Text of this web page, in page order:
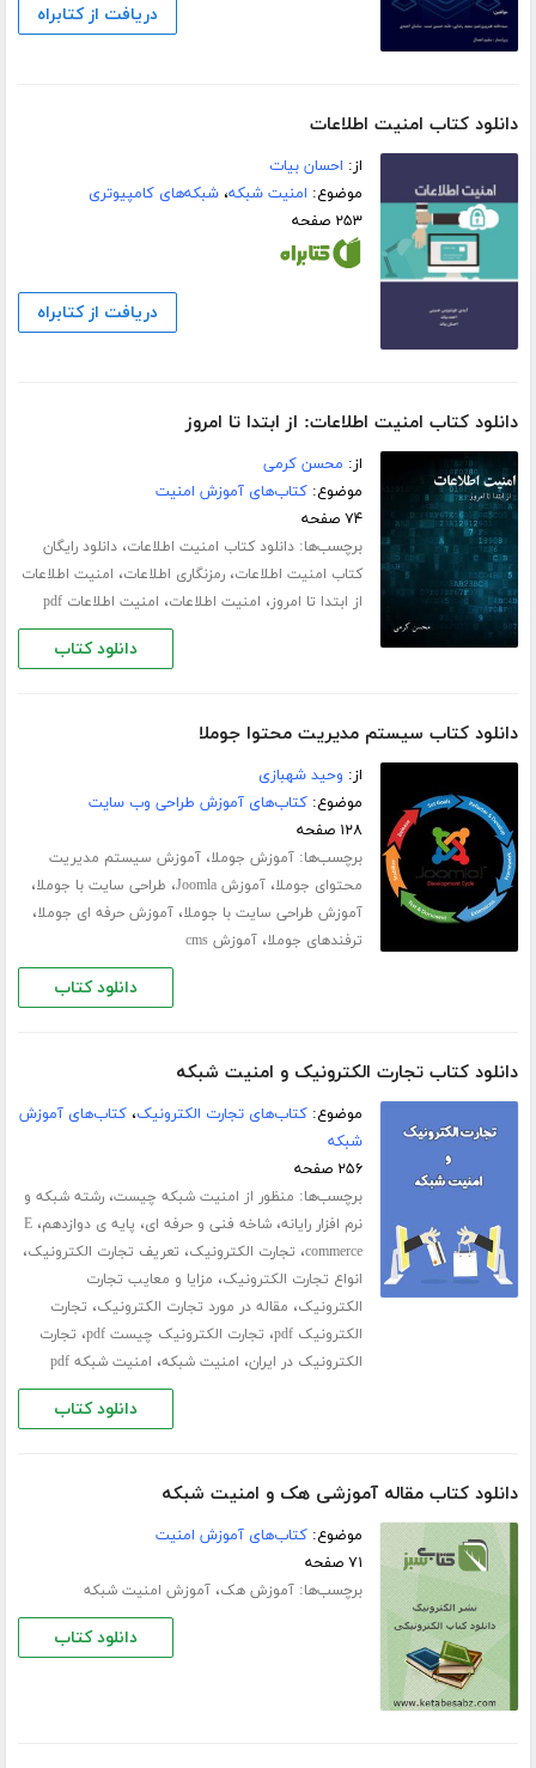
دریافت از کتابراه
دانلود کتاب امنیت اطلاعات
از: احسان بیات
موضوع: امنیت شبکه،شبکه‌های کامپیوتری
۲۵۳ صفحه
دریافت از کتابراه
دانلود کتاب امنیت اطلاعات: از ابتدا تا امروز
از: محسن کرمی
موضوع:کتاب‌های آموزش امنیت
۷۴ صفحه
برچسب‌ها:دانلود کتاب امنیت اطلاعات،دانلود رایگان
کتاب امنیت اطلاعات،رمزنگاری اطلاعات، امنیت اطلاعات
از ابتدا تا امروز، امنیت اطلاعات، امنیت اطلاعات pdf
دانلود کتاب
دانلود کتاب سیستم مدیریت محتوا جوملا
از: وحید شهبازی
موضوع:کتاب‌های آموزش طراحی وب سایت
۱۲۸ صفحه
برچسب‌ها:آموزش جوملا،آموزش سیستم مدیریت
محتوای جوملا،آموزش Joomla ، طراحی سایت با جوملا،
آموزش طراحی سایت با جوملا،آموزش حرفه ای جوملا،
ترفندهای جوملا،آموزش cms
دانلود کتاب
دانلود کتاب تجارت الکترونیک و امنیت شبکه
موضوع:کتاب‌های تجارت الکترونیک،کتاب‌های آموزش
شبکه
۲۵۶ صفحه
برچسب‌ها: منظور از امنیت شبکه چیست،رشته شبکه و
نرم افزار رایانه،شاخه فنی و حرفه ای، پایه ی دوازدهم،E
commerce، تجارت الکترونیک، تعریف تجارت الکترونیک،
انواع تجارت الکترونیک، مزایا و معایب تجارت
الکترونیک، مقاله در مورد تجارت الکترونیک، تجارت
الکترونیک pdf
، تجارت الکترونیک چیست pdf ، تجارت
الکترونیک در ایران، امنیت شبکه، امنیت شبکه pdf
دانلود کتاب
دانلود کتاب مقاله آموزشی هک و امنیت شبکه
موضوع:کتاب‌های آموزش امنیت
۷۱ صفحه
برچسب‌ها:آموزش هک،آموزش امنیت شبکه
دانلود کتاب